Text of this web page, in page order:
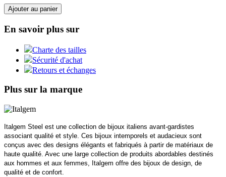
Ajouter au panier
En savoir plus sur
Charte des tailles
Sécurité d'achat
Retours et échanges
Plus sur la marque
Italgem Steel est une collection de bijoux italiens avant-gardistes
associant qualité et style. Ces bijoux intemporels et audacieux sont
conçus avec des designs élégants et fabriqués à partir de matériaux de
haute qualité. Avec une large collection de produits abordables destinés
aux hommes et aux femmes, Italgem offre des bijoux de design, de
qualité et de confort.